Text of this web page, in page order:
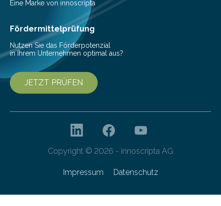
Eine Marke von innoscripta
Fördermittelprüfung
Nutzen Sie das Förderpotenzial
in Ihrem Unternehmen optimal aus?
JETZT PRÜFEN
Copyright © 2026 - innoscripta AG
Impressum Datenschutz